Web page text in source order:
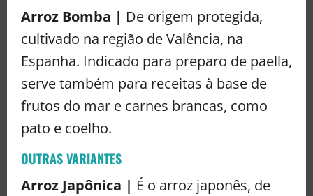
Arroz Bomba | De origem protegida,
cultivado na região de Valência, na
Espanha. Indicado para preparo de paella,
serve também para receitas à base de
frutos do mar e carnes brancas, como
pato e coelho.
OUTRAS VARIANTES
Arroz Japônica | É o arroz japonês, de